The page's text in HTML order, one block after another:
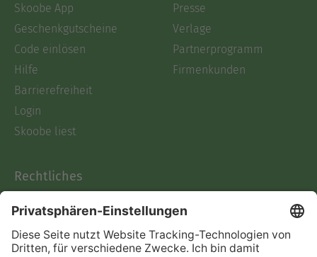
Skoobe App
Geschenkgutscheine
Code einlösen
Hilfe
Barrierefreiheit
Login
Skoobe liest
Presse
Verlage
Partnerprogramm
Firmenkunden
Rechtliches
AGB
Informationen nach Data